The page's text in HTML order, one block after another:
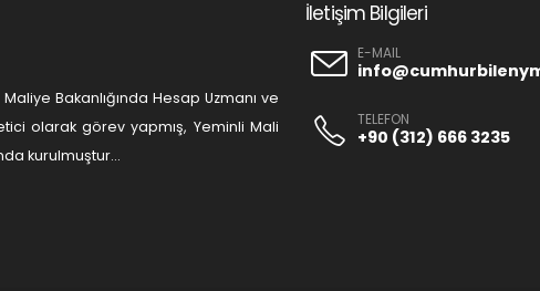
Bakanlığında Hesap Uzmanı ve
olarak görev yapmış, Yeminli Mali
kurulmuştur...
İletişim Bilgileri
E-MAIL
TELEFON
+90 (312) 666 3235